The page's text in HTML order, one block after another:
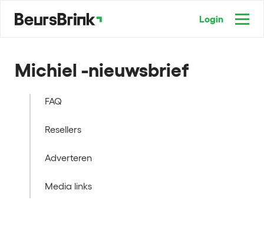
Login
Michiel -nieuwsbrief
FAQ
Resellers
Adverteren
Media links